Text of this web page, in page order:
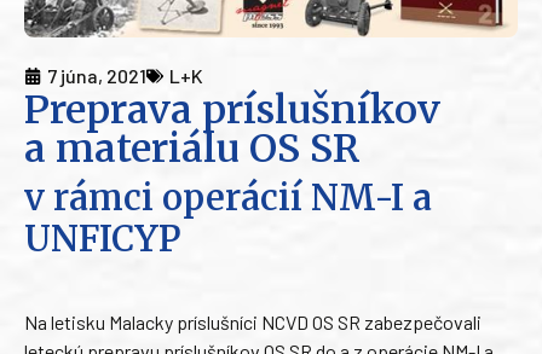
7 júna, 2021 L+K
Preprava príslušníkov
a materiálu OS SR
v rámci operácií NM-I a
UNFICYP
Na letisku Malacky príslušníci NCVD OS SR zabezpečovali